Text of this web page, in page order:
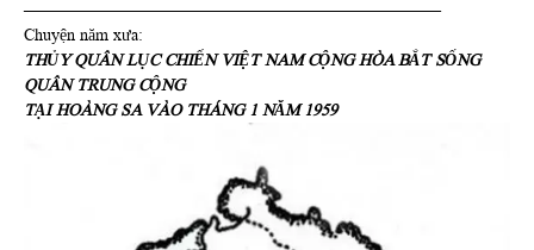
—————————————————————————
Chuyện năm xưa:
THỦY QUÂN LỤC CHIẾN VIỆT NAM CỘNG HÒA BẮT SỐNG
QUÂN TRUNG CỘNG
TẠI HOÀNG SA VÀO THÁNG 1 NĂM 1959